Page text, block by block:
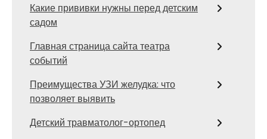
Какие прививки нужны перед детским
садом
Главная страница сайта театра
событий
Преимущества УЗИ желудка: что
позволяет выявить
Детский травматолог-ортопед